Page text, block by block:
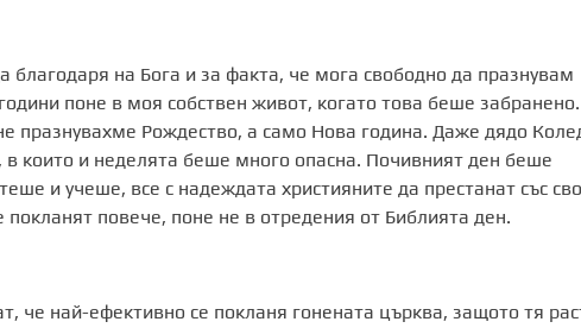
на Бога и за факта, че мога свободно да празнувам
поне в моя собствен живот, когато това беше
празнувахме Рождество, а само Нова година. Даже дядо
които и неделята беше много опасна. Почивният ден беше
и учеше, все с надеждата християните да престанат със
повече, поне не в отредения от Библията ден.
че най-ефективно се покланя гонената църква, защото тя